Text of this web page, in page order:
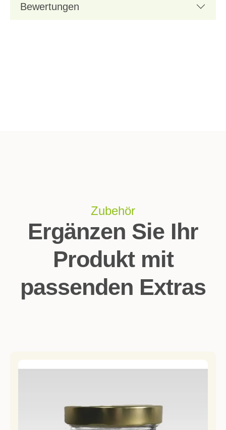
Bewertungen
Zubehör
Ergänzen Sie Ihr
Produkt mit
passenden Extras